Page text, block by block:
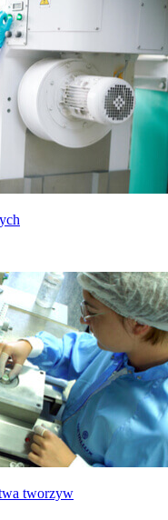
tworzyw